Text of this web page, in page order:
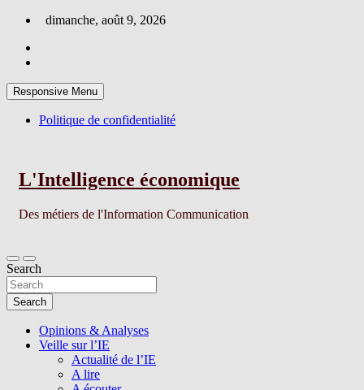
Skip
content
dimanche, août 9, 2026
Responsive Menu
Politique de confidentialité
L'Intelligence économique
Des métiers de l'Information Communication
Search
Search
Opinions & Analyses
Veille sur l’IE
Actualité de l’IE
A lire